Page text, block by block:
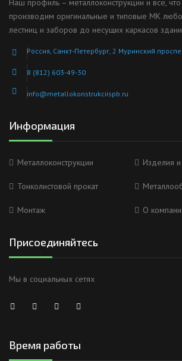
производим оригинальные и типовые МК
лестниц и заборов до несущих каркасов
Россия, Санкт-Петербург, 2 Муринский
8 (812) 603-49-30
info@metallokonstrukciispb.ru
Информация
Металлоконструкции Изделия
Тонколистовой прокат
Монтаж О
Присоединяйтесь
Мы в социальных сетях
Время работы